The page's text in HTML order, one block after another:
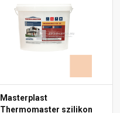
Masterplast
Thermomaster szilikon